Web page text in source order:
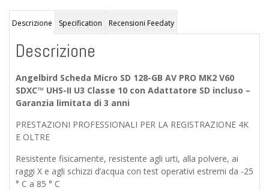
UHS-
II
Classe
con
Adattatore
SD
Descrizione Specification Recensioni Feedaty
Descrizione
Angelbird Scheda Micro SD 128-GB AV PRO MK2 V60
SDXC™ UHS-II U3 Classe 10 con Adattatore SD incluso –
Garanzia limitata di 3 anni
PRESTAZIONI PROFESSIONALI PER LA REGISTRAZIONE 4K
E OLTRE
Resistente fisicamente, resistente agli urti, alla polvere, ai
raggi X e agli schizzi d’acqua con test operativi estremi da -25
° C a 85 ° C